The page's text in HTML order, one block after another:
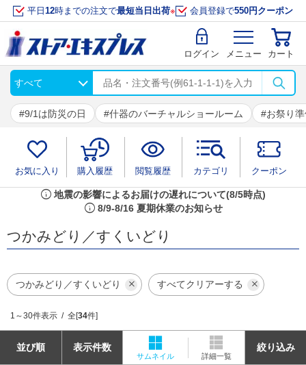
平日 12時までの注文で最短当日出荷※ 会員登録で550円クーポン
ログイン メニュー カート
9/1は防災の日 什器のバーチャルショールーム お祭り
お気に入り 購入履歴 閲覧履歴 カテゴリ クーポン
info 地震の影響によるお届けの遅れについて(8/5時点)
info 8/9-8/16 夏期休業のお知らせ
つかみどり／すくいどり
つかみどり／すくいどり すべてクリアーする
1～30件表示 全[34件]
並び順 表示件数
サムネイル 詳細一覧
絞り込み